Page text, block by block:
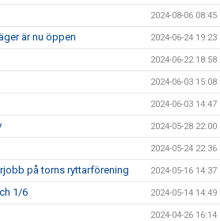
2024-08-06 08:45
är nu öppen 2024-06-24 19:23
2024-06-22 18:58
2024-06-03 15:08
2024-06-03 14:47
2024-05-28 22:00
2024-05-24 22:36
på torns ryttarförening 2024-05-16 14:37
1/6 2024-05-14 14:49
2024-04-26 16:14